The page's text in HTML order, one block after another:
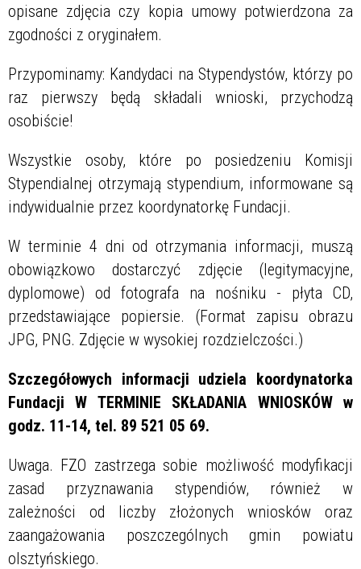
opisane zdjęcia czy kopia umowy potwierdzona za
zgodności z oryginałem.
Przypominamy: Kandydaci na Stypendystów, którzy po
raz pierwszy będą składali wnioski, przychodzą
osobiście!
Wszystkie osoby, które po posiedzeniu Komisji
Stypendialnej otrzymają stypendium, informowane są
indywidualnie przez koordynatorkę Fundacji.
W terminie 4 dni od otrzymania informacji, muszą
obowiązkowo dostarczyć zdjęcie (legitymacyjne,
dyplomowe) od fotografa na nośniku - płyta CD,
przedstawiające popiersie. (Format zapisu obrazu
JPG, PNG. Zdjęcie w wysokiej rozdzielczości.)
Szczegółowych informacji udziela koordynatorka
Fundacji W TERMINIE SKŁADANIA WNIOSKÓW w
godz. 11-14, tel. 89 521 05 69.
Uwaga. FZO zastrzega sobie możliwość modyfikacji
zasad przyznawania stypendiów, również w
zależności od liczby złożonych wniosków oraz
zaangażowania poszczególnych gmin powiatu
olsztyńskiego.